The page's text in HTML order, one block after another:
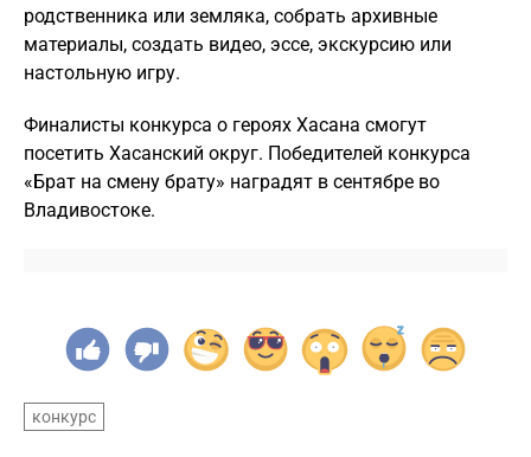
родственника или земляка, собрать архивные
материалы, создать видео, эссе, экскурсию или
настольную игру.
Финалисты конкурса о героях Хасана смогут
посетить Хасанский округ. Победителей конкурса
«Брат на смену брату» наградят в сентябре во
Владивостоке.
конкурс